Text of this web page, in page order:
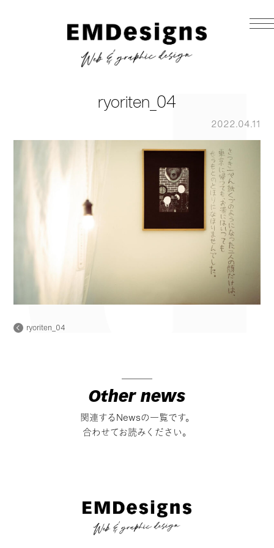
ryoriten_04
2022.04.11
ryoriten_04
Other news
関連するNewsの一覧です。
合わせてお読みください。